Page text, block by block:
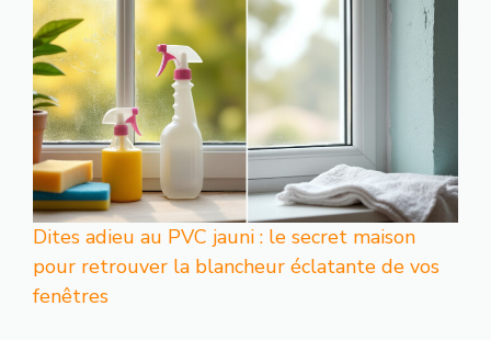
Dites adieu au PVC jauni : le secret maison
pour retrouver la blancheur éclatante de vos
fenêtres